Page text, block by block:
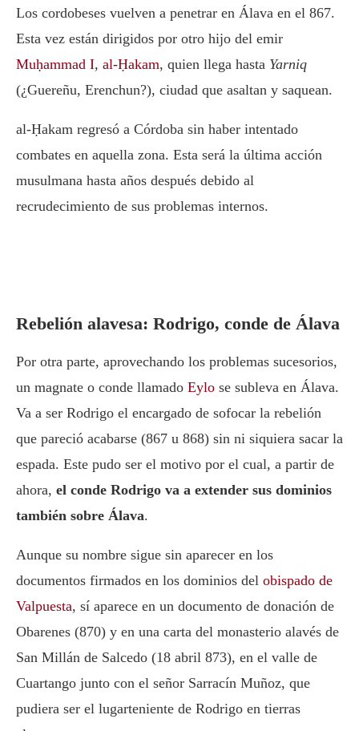
Los cordobeses vuelven a penetrar en Álava en el 867.
Esta vez están dirigidos por otro hijo del emir
Muḥammad I, al-Ḥakam, quien llega hasta Yarniq
(¿Guereñu, Erenchun?), ciudad que asaltan y saquean.
al-Ḥakam regresó a Córdoba sin haber intentado
combates en aquella zona. Esta será la última acción
musulmana hasta años después debido al
recrudecimiento de sus problemas internos.
Rebelión alavesa: Rodrigo, conde de Álava
Por otra parte, aprovechando los problemas sucesorios,
un magnate o conde llamado Eylo se subleva en Álava.
Va a ser Rodrigo el encargado de sofocar la rebelión
que pareció acabarse (867 u 868) sin ni siquiera sacar la
espada. Este pudo ser el motivo por el cual, a partir de
ahora, el conde Rodrigo va a extender sus dominios
también sobre Álava.
Aunque su nombre sigue sin aparecer en los
documentos firmados en los dominios del obispado de
Valpuesta, sí aparece en un documento de donación de
Obarenes (870) y en una carta del monasterio alavés de
San Millán de Salcedo (18 abril 873), en el valle de
Cuartango junto con el señor Sarracín Muñoz, que
pudiera ser el lugarteniente de Rodrigo en tierras